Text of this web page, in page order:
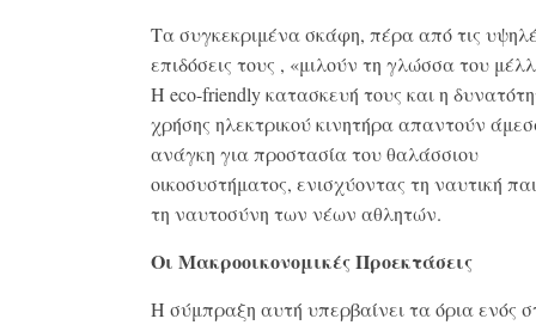
Τα συγκεκριμένα σκάφη, πέρα από τις
επιδόσεις τους , «μιλούν τη γλώσσα του
Η eco-friendly κατασκευή τους και η
χρήσης ηλεκτρικού κινητήρααπαντούν
ανάγκη για προστασία του θαλάσσιου
οικοσυστήματος, ενισχύοντας τη ναυτική
τη ναυτοσύνη των νέων αθλητών.
Οι Μακροοικονομικές Προεκτάσεις
Η σύμπραξη αυτή υπερβαίνει τα όρια ενός